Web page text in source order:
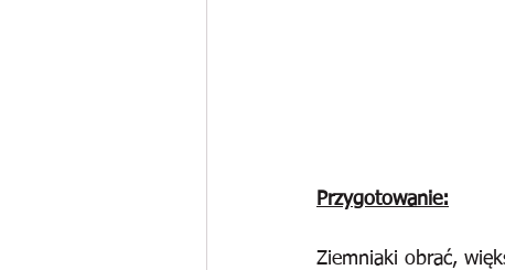
Przygotowanie:
Ziemniaki obrać,